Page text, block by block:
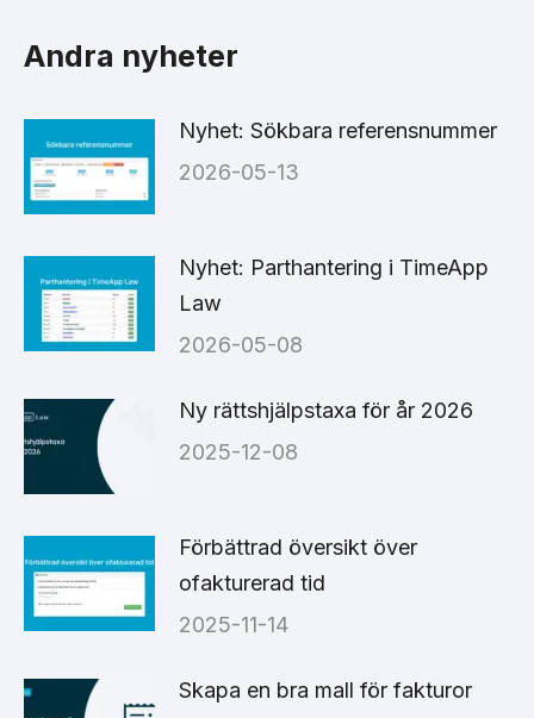
Andra nyheter
Nyhet: Sökbara referensnummer
2026-05-13
Nyhet: Parthantering i TimeApp
Law
2026-05-08
Ny rättshjälpstaxa för år 2026
2025-12-08
Förbättrad översikt över
ofakturerad tid
2025-11-14
Skapa en bra mall för fakturor